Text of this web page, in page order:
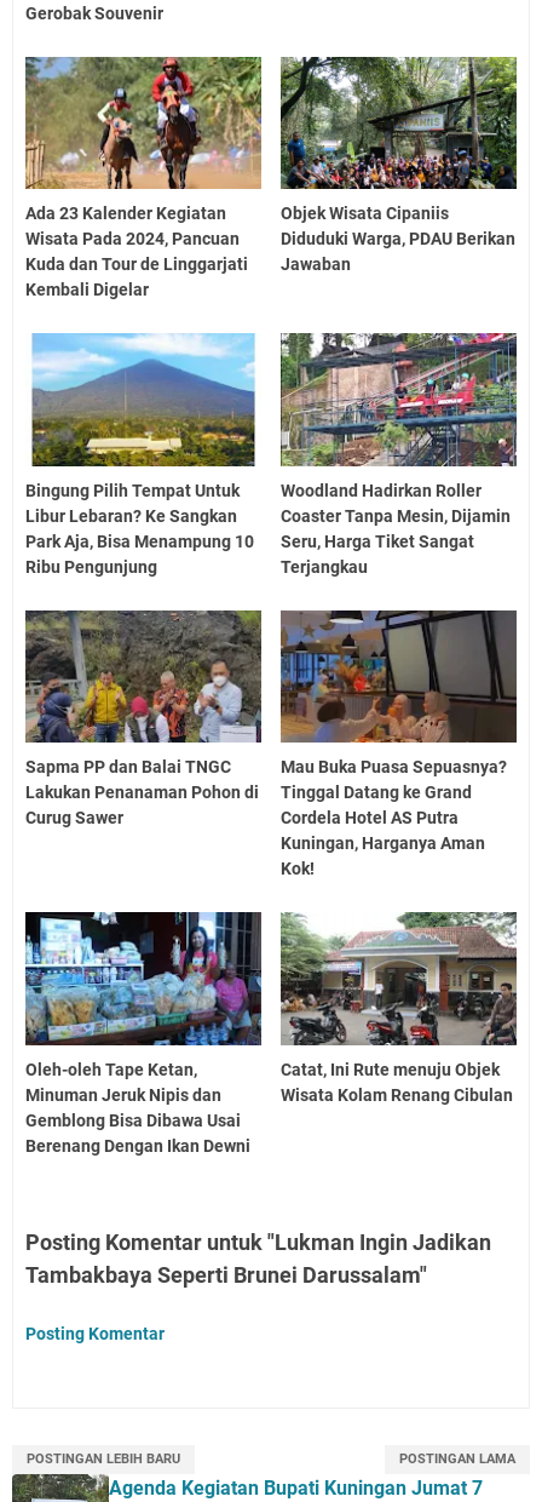
Gerobak Souvenir
Ada 23 Kalender Kegiatan
Wisata Pada 2024, Pancuan
Kuda dan Tour de Linggarjati
Kembali Digelar
Objek Wisata Cipaniis
Diduduki Warga, PDAU Berikan
Jawaban
Bingung Pilih Tempat Untuk
Libur Lebaran? Ke Sangkan
Park Aja, Bisa Menampung 10
Ribu Pengunjung
Woodland Hadirkan Roller
Coaster Tanpa Mesin, Dijamin
Seru, Harga Tiket Sangat
Terjangkau
Sapma PP dan Balai TNGC
Lakukan Penanaman Pohon di
Curug Sawer
Mau Buka Puasa Sepuasnya?
Tinggal Datang ke Grand
Cordela Hotel AS Putra
Kuningan, Harganya Aman
Kok!
Oleh-oleh Tape Ketan,
Minuman Jeruk Nipis dan
Gemblong Bisa Dibawa Usai
Berenang Dengan Ikan Dewni
Catat, Ini Rute menuju Objek
Wisata Kolam Renang Cibulan
Posting Komentar untuk "Lukman Ingin Jadikan
Tambakbaya Seperti Brunei Darussalam"
Posting Komentar
POSTINGAN LEBIH BARU POSTINGAN LAMA
Agenda Kegiatan Bupati Kuningan Jumat 7